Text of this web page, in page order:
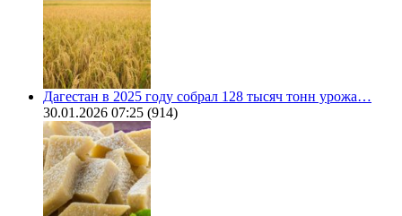
Дагестан в 2025 году собрал 128 тысяч тонн урожа…
30.01.2026 07:25 (914)